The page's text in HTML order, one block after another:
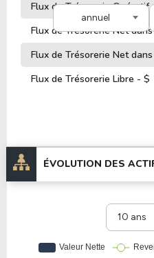
annuel
Flux de Trésorerie Opératif
Flux de Trésorerie Net
Flux de Trésorerie Net
Flux de Trésorerie Libre - $
ÉVOLUTION DES
10 ans